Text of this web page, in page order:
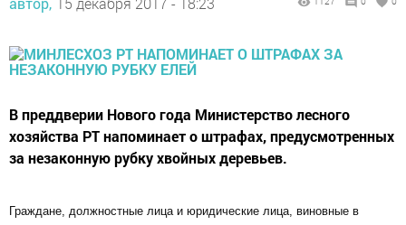
В преддверии Нового года Министерство лесного
хозяйства РТ напоминает о штрафах, предусмотренных
за незаконную рубку хвойных деревьев.
Граждане, должностные лица и юридические лица, виновные в